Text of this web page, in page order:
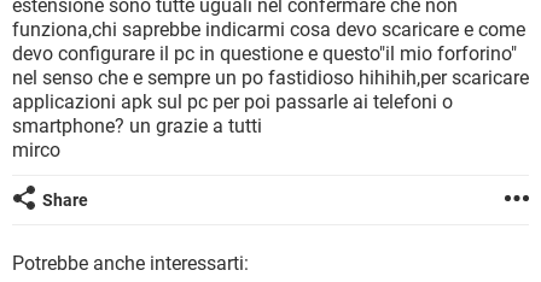
HARDWARE
INSTAGRAM WHATSAPP
TIKTOK FACEBOOK
HARDWARE
estensione sono tutte uguali nel confermare che non
funziona,chi saprebbe indicarmi cosa devo scaricare e come
devo configurare il pc in questione e questo"il mio forforino"
nel senso che e sempre un po fastidioso hihihih,per scaricare
applicazioni apk sul pc per poi passarle ai telefoni o
smartphone? un grazie a tutti
mirco
Share
Potrebbe anche interessarti: